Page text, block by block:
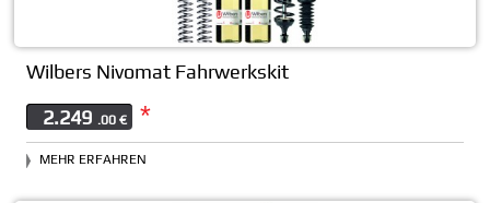
Wilbers Nivomat Fahrwerkskit
2.249 .00 € *
MEHR ERFAHREN